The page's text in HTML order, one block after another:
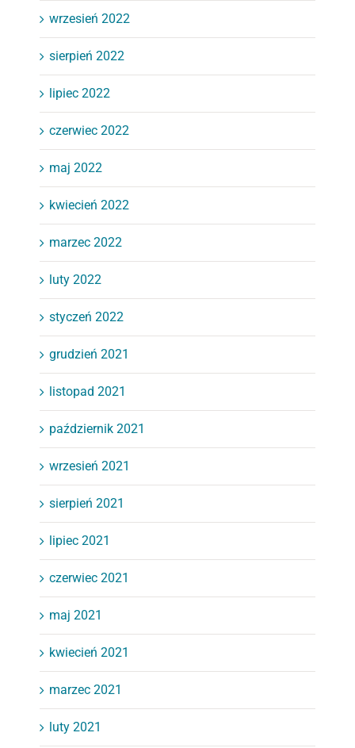
wrzesień 2022
sierpień 2022
lipiec 2022
czerwiec 2022
maj 2022
kwiecień 2022
marzec 2022
luty 2022
styczeń 2022
grudzień 2021
listopad 2021
październik 2021
wrzesień 2021
sierpień 2021
lipiec 2021
czerwiec 2021
maj 2021
kwiecień 2021
marzec 2021
luty 2021